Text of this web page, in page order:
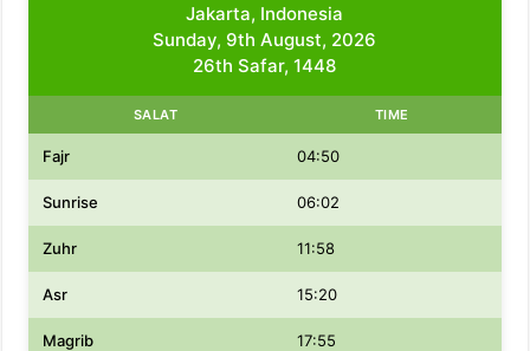
Jakarta, Indonesia
Sunday, 9th August, 2026
26th Safar, 1448
SALAT TIME
Fajr 04:50
Sunrise 06:02
Zuhr 11:58
Asr 15:20
Magrib 17:55